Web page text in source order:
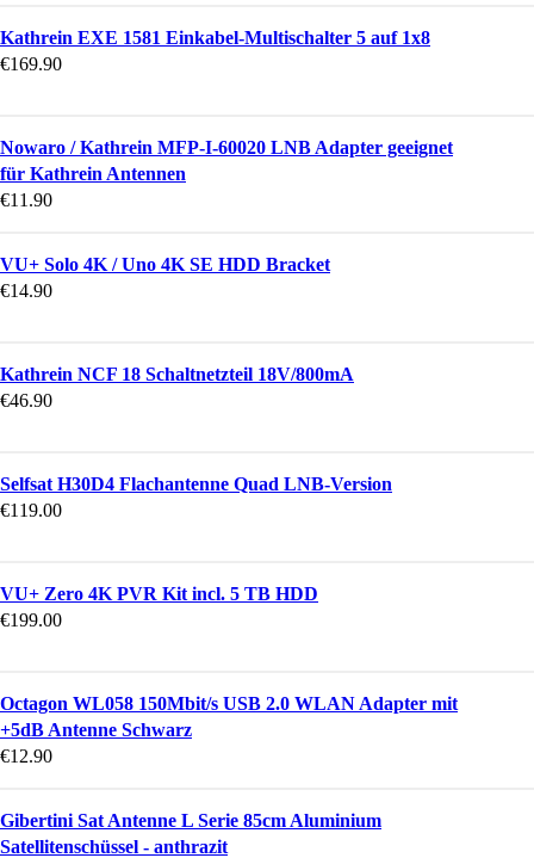
Kathrein EXE 1581 Einkabel-Multischalter 5 auf 1x8
€169.90
Nowaro / Kathrein MFP-I-60020 LNB Adapter geeignet
für Kathrein Antennen
€11.90
VU+ Solo 4K / Uno 4K SE HDD Bracket
€14.90
Kathrein NCF 18 Schaltnetzteil 18V/800mA
€46.90
Selfsat H30D4 Flachantenne Quad LNB-Version
€119.00
VU+ Zero 4K PVR Kit incl. 5 TB HDD
€199.00
Octagon WL058 150Mbit/s USB 2.0 WLAN Adapter mit
+5dB Antenne Schwarz
€12.90
Gibertini Sat Antenne L Serie 85cm Aluminium
Satellitenschüssel - anthrazit